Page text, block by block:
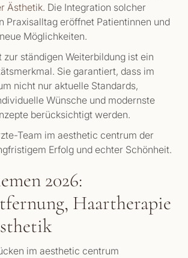
Ästhetik. Die Integration solcher
Praxisalltag eröffnet Patientinnen und
Möglichkeiten.
zur ständigen Weiterbildung ist ein
Sie garantiert, dass im
nicht nur aktuelle Standards,
Wünsche und modernste
berücksichtigt werden.
Team im aesthetic centrum der
Erfolg und echter Schönheit.
2026:
Haartherapie
im aesthetic centrum